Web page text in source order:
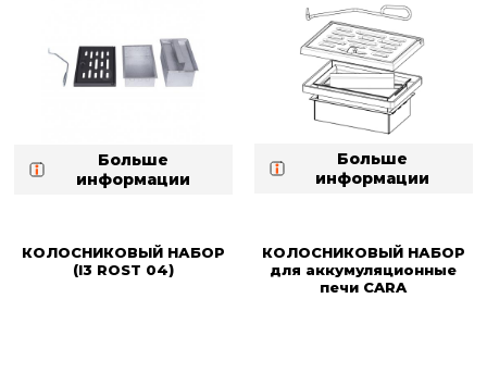
Больше
информации
Больше
информации
КОЛОСНИКОВЫЙ НАБОР
(I3 ROST 04)
КОЛОСНИКОВЫЙ НАБОР
для аккумуляционные
печи CARA